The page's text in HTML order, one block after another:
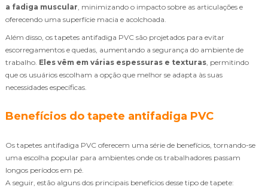
a fadiga muscular , minimizando o impacto sobre as articulações e
oferecendo uma superfície macia e acolchoada.
Além disso, os tapetes antifadiga PVC são projetados para evitar
escorregamentos e quedas, aumentando a segurança do ambiente de
trabalho. Eles vêm em várias espessuras e texturas , permitindo
que os usuários escolham a opção que melhor se adapta às suas
necessidades específicas.
Benefícios do tapete antifadiga PVC
Os tapetes antifadiga PVC oferecem uma série de benefícios, tornando-se
uma escolha popular para ambientes onde os trabalhadores passam
longos períodos em pé.
A seguir, estão alguns dos principais benefícios desse tipo de tapete: